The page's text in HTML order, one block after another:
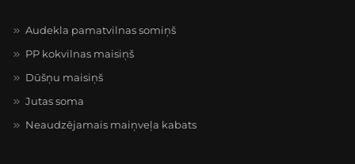
Audekla pamatvilnas somiņš
PP kokvilnas maisiņš
Dūšņu maisiņš
Jutas soma
Neaudzējamais maiņveļa kabats